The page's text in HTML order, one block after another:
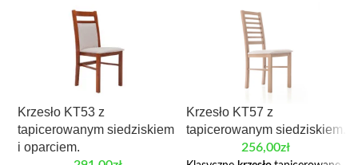
Krzesło KT53 z
tapicerowanym siedziskiem
i oparciem.
Krzesło KT57 z
tapicerowanym siedziskiem.
256,00zł